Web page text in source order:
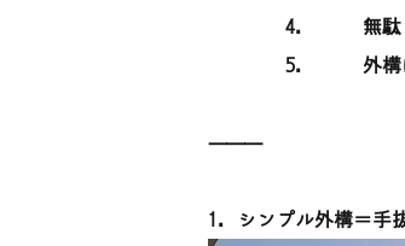
4.
無
5.
外
⸻
1. シンプル外構＝手